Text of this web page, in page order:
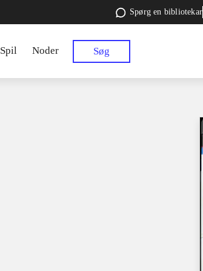
Spørg en bibliotekar
Spil Noder Søg